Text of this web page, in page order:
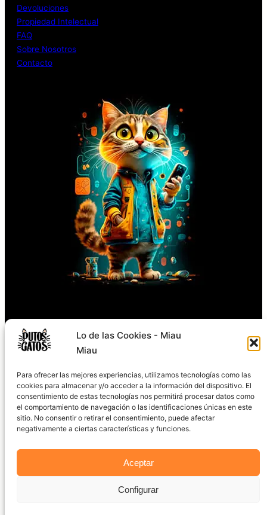
Lo de las Cookies - Miau
Miau
Para ofrecer las mejores experiencias, utilizamos tecnologías como las
cookies para almacenar y/o acceder a la información del dispositivo. El
consentimiento de estas tecnologías nos permitirá procesar datos como
el comportamiento de navegación o las identificaciones únicas en este
sitio. No consentir o retirar el consentimiento, puede afectar
negativamente a ciertas características y funciones.
Aceptar
Configurar
Devoluciones
Propiedad Intelectual
FAQ
Sobre Nosotros
Contacto
Política de Privacidad·Cookies